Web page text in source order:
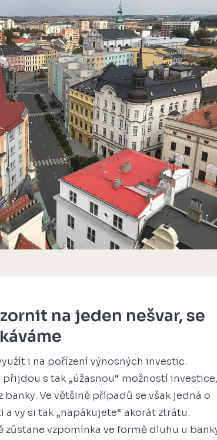
na jeden nešvar, se
i na pořízení výnosných investic.
s tak „úžasnou“ možností investice,
Ve většině případů se však jedná o
vy si tak „napákujete“ akorát ztrátu.
zůstane vzpomínka ve formě dluhu u